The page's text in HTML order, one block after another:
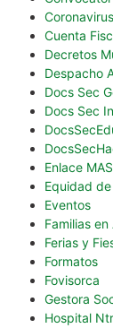
Coronavirus
Cuenta
Decretos
Despacho
Docs Sec
Docs Sec
Enlace
Equidad
Eventos
Familias
Ferias y
Formatos
Fovisorca
Gestora
Hospital